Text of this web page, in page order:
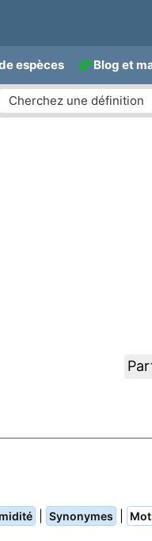
espèces Blog et
Synonymes